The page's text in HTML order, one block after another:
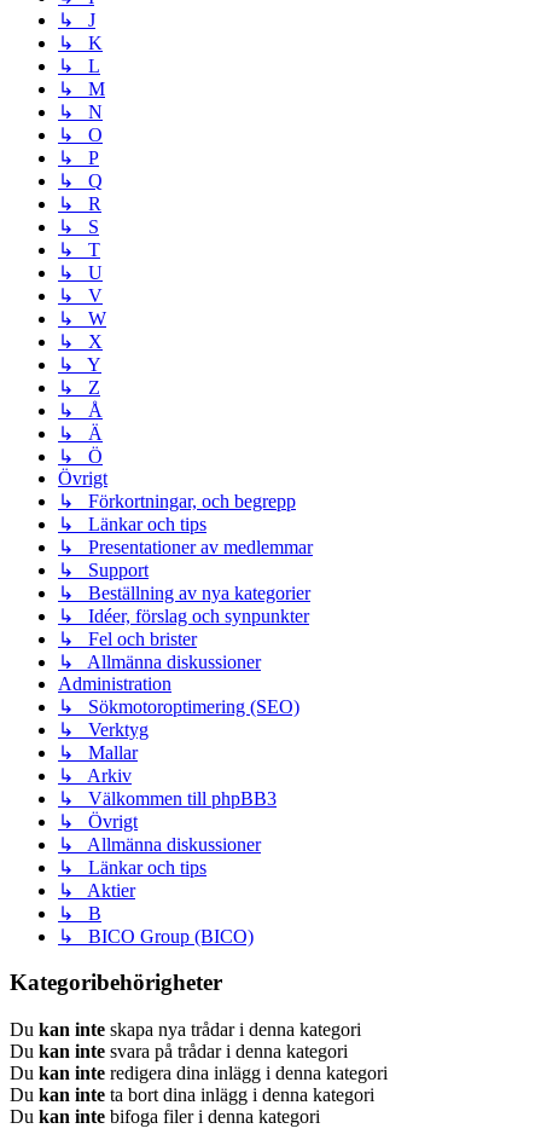
↳ J
↳ K
↳ L
↳ M
↳ N
↳ O
↳ P
↳ Q
↳ R
↳ S
↳ T
↳ U
↳ V
↳ W
↳ X
↳ Y
↳ Z
↳ Å
↳ Ä
↳ Ö
Övrigt
↳ Förkortningar, och begrepp
↳ Länkar och tips
↳ Presentationer av medlemmar
↳ Support
↳ Beställning av nya kategorier
↳ Idéer, förslag och synpunkter
↳ Fel och brister
↳ Allmänna diskussioner
Administration
↳ Sökmotoroptimering (SEO)
↳ Verktyg
↳ Mallar
↳ Arkiv
↳ Välkommen till phpBB3
↳ Övrigt
↳ Allmänna diskussioner
↳ Länkar och tips
↳ Aktier
↳ B
↳ BICO Group (BICO)
Kategoribehörigheter
Du kan inte skapa nya trådar i denna kategori
Du kan inte svara på trådar i denna kategori
Du kan inte redigera dina inlägg i denna kategori
Du kan inte ta bort dina inlägg i denna kategori
Du kan inte bifoga filer i denna kategori